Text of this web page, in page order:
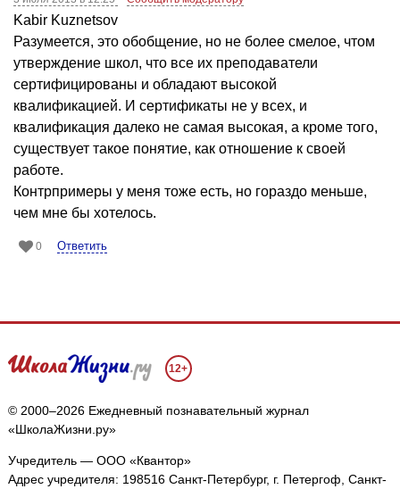
Kabir Kuznetsov
Разумеется, это обобщение, но не более смелое, чтом
утверждение школ, что все их преподаватели
сертифицированы и обладают высокой
квалификацией. И сертификаты не у всех, и
квалификация далеко не самая высокая, а кроме того,
существует такое понятие, как отношение к своей
работе.
Контрпримеры у меня тоже есть, но гораздо меньше,
чем мне бы хотелось.
0 Ответить
12+
© 2000–2026 Ежедневный познавательный журнал
«ШколаЖизни.ру»
Учредитель — ООО «Квантор»
Адрес учредителя: 198516 Санкт-Петербург, г. Петергоф, Санкт-